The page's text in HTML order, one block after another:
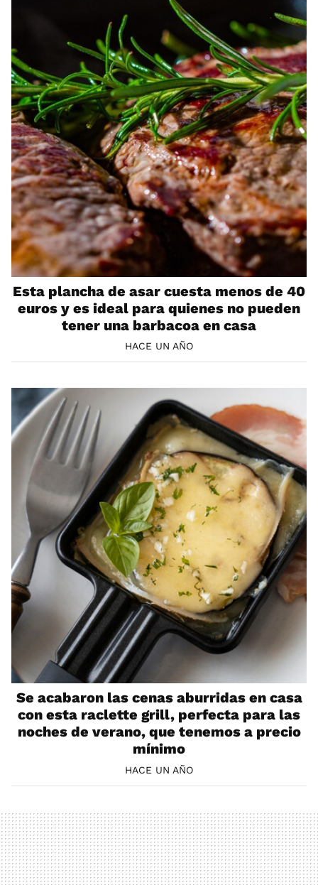
Esta plancha de asar cuesta menos de 40
euros y es ideal para quienes no pueden
tener una barbacoa en casa
HACE UN AÑO
Se acabaron las cenas aburridas en casa
con esta raclette grill, perfecta para las
noches de verano, que tenemos a precio
mínimo
HACE UN AÑO